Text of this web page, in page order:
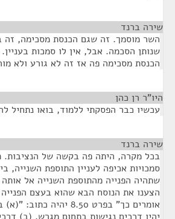
שירה ברנד
השר מוסמך. זה שגם הכנסת מסכימה, זה
שנותן הסכמה. אבל, אין לו סמכות
הכנסת מסכימה פה אז זה לא גורע ולא
היו"ר רן כהן
עכשיו כבר הפסקתי ללמוד, בואו נתחיל
שירה ברנד
בכל מקרה, היתה פה בקשה של הנציבות.
סמכויות אכיפה לעניין התוספת השנייה,
שתהיה הפנייה מהתוספת השנייה אל אותה
אומרים כך" בפרט 8.50